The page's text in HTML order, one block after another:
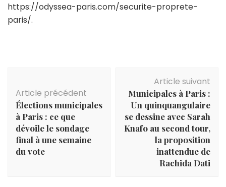
https://odyssea-paris.com/securite-proprete-
paris/.
d'article
Article précédent
Élections municipales
à Paris : ce que
dévoile le sondage
final à une semaine
du vote
Article suivant
Municipales à Paris :
Un quinquangulaire
se dessine avec Sarah
Knafo au second tour,
la proposition
inattendue de
Rachida Dati